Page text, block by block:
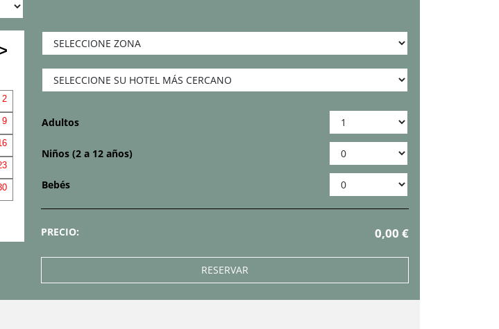
2
9 Adultos
Niños (2 a 12 años)
Bebés
PRECIO: 0,00 €
RESERVAR